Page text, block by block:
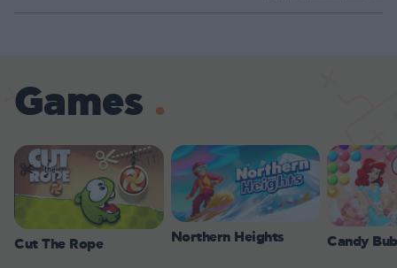
Games
Cut The Rope Northern Heights Candy